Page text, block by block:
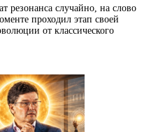
резонанса случайно, на слово
проходил этап своей
от классического